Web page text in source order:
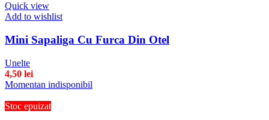
Quick view
Add to wishlist
Mini Sapaliga Cu Furca Din Otel
Unelte
4,50 lei
Momentan indisponibil
Stoc epuizat